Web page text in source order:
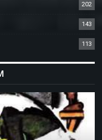
202
143
113